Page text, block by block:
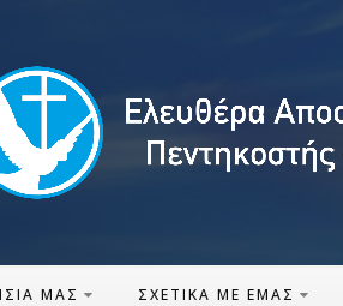
ΜΑΣ ΣΧΕΤΙΚΆ ΜΕ ΕΜΆΣ